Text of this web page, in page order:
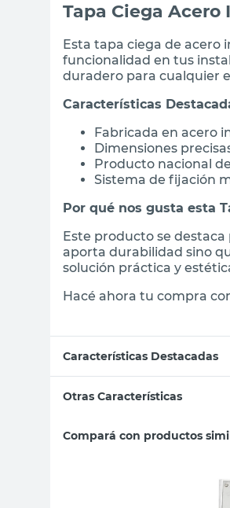
Tapa Ciega
Esta tapa ciega de acero
funcionalidad en tus
duradero para cualquier
Características
Fabricada en acero
Dimensiones
Producto nacional
Sistema de fijación
Por qué nos gusta esta
Este producto se destaca
aporta durabilidad sino
solución práctica y
Hacé ahora tu compra
Características Destacadas
Otras Características
Compará con productos